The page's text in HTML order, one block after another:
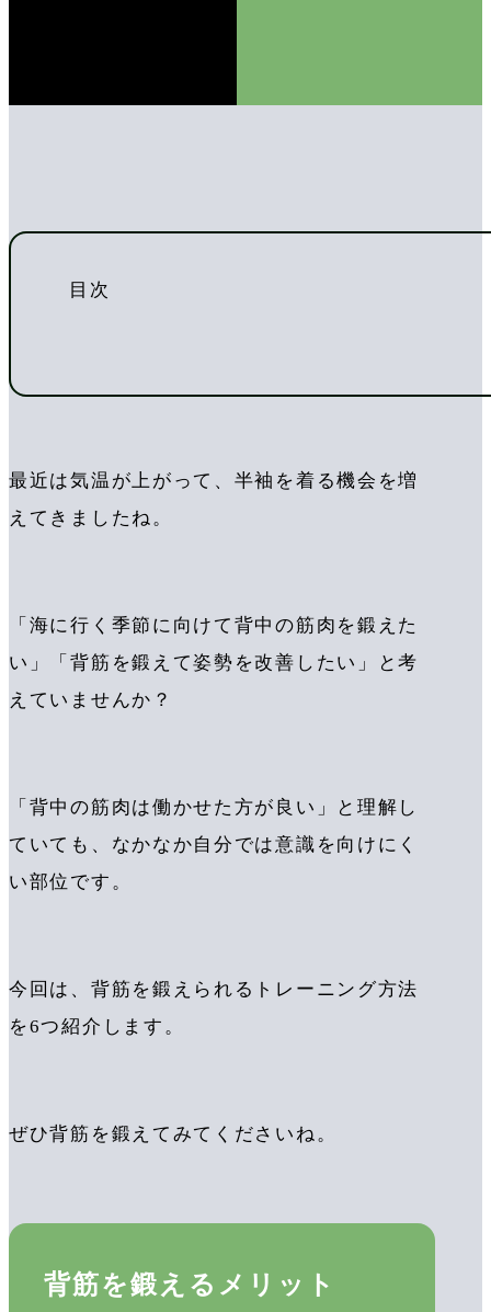
目次
最近は気温が上がって、半袖を着る機会を増
えてきましたね。
「海に行く季節に向けて背中の筋肉を鍛えた
い」「背筋を鍛えて姿勢を改善したい」と考
えていませんか？
「背中の筋肉は働かせた方が良い」と理解し
ていても、なかなか自分では意識を向けにく
い部位です。
今回は、背筋を鍛えられるトレーニング方法
を6つ紹介します。
ぜひ背筋を鍛えてみてくださいね。
背筋を鍛えるメリット